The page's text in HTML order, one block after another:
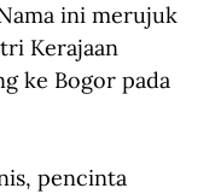
ini merujuk
Kerajaan
ke Bogor pada
pencinta